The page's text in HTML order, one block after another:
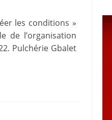
les conditions »
de l’organisation
Pulchérie Gbalet